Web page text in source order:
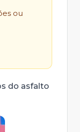
ou
do asfalto